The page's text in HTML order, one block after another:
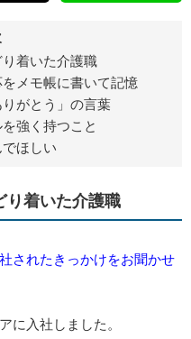
着いた介護職
メモ帳に書いて記憶
がとう」の言葉
強く持つこと
ほしい
り着いた介護職
されたきっかけをお聞かせ
に入社しました。